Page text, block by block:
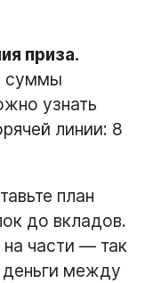
приза.
суммы
узнать
линии: 8
план
до вкладов.
части — так
между